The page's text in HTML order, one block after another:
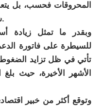
المحروقات فحسب، بل
شهدتها معظم الأسعار في تونس.
وبقدر ما تمثل زيادة
للسيطرة على فاتورة
تأتي في ظل تزايد
الأشهر الأخيرة، حيث
وتوقع أكثر من خبير